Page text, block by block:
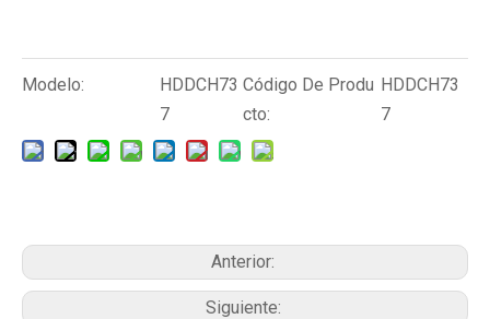
Modelo:
HDDCH73
7
Código De Produ
cto:
HDDCH73
7
Anterior:
Siguiente: